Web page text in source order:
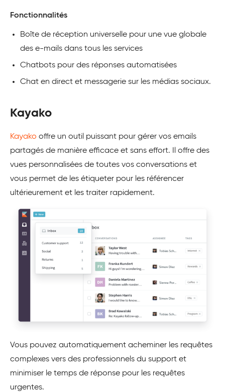
Fonctionnalités
Boîte de réception universelle pour une vue globale
des e-mails dans tous les services
Chatbots pour des réponses automatisées
Chat en direct et messagerie sur les médias sociaux.
Kayako
Kayako offre un outil puissant pour gérer vos emails
partagés de manière efficace et sans effort. Il offre des
vues personnalisées de toutes vos conversations et
vous permet de les étiqueter pour les référencer
ultérieurement et les traiter rapidement.
Vous pouvez automatiquement acheminer les requêtes
complexes vers des professionnels du support et
minimiser le temps de réponse pour les requêtes
urgentes.